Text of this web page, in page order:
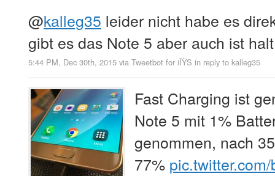
@kalleg35 leider nicht habe es
gibt es das Note 5 aber auch ist
5:44 PM, Dec 30th, 2015 via Tweetbot for iÎŸS in reply to kalleg35
Fast Charging ist
Note 5 mit 1%
genommen, nach
77%